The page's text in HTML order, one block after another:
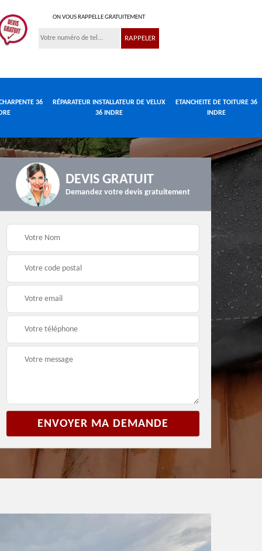
ON VOUS RAPPELLE GRATUITEMENT
36
RÉPARATEUR INSTALLATEUR DE VELUX
36 INDRE
ETANCHEITE DE TOITURE 36
INDRE
Travaux de charpente
36 Indre
Réparateur
installateur de velux
36 Indre
DEVIS GRATUIT
Demandez votre devis gratuitement